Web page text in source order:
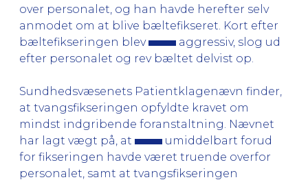
over personalet, og han havde herefter selv
anmodet om at blive bæltefikseret. Kort efter
bæltefikseringen blev
aggressiv, slog ud
efter personalet og rev bæltet delvist op.
Sundhedsvæsenets Patientklagenævn finder,
at tvangsfikseringen opfyldte kravet om
mindst indgribende foranstaltning. Nævnet
har lagt vægt på, at
umiddelbart forud
for fikseringen havde været truende overfor
personalet, samt at tvangsfikseringen